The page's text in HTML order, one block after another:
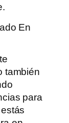
En
también
para